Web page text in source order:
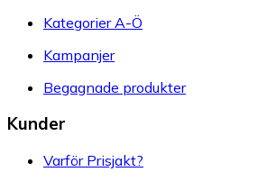
Kategorier A-Ö
Kampanjer
Begagnade produkter
Kunder
Varför Prisjakt?